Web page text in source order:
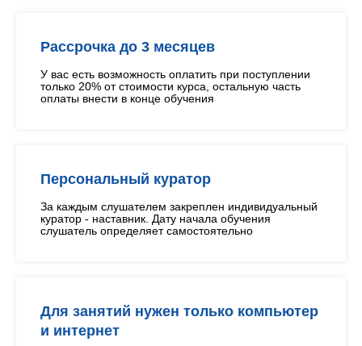
Рассрочка до 3 месяцев
У вас есть возможность оплатить при поступлении
только 20% от стоимости курса, остальную часть
оплаты внести в конце обучения
Персональный куратор
За каждым слушателем закреплен индивидуальный
куратор - наставник. Дату начала обучения
слушатель определяет самостоятельно
Для занятий нужен только компьютер
и интернет